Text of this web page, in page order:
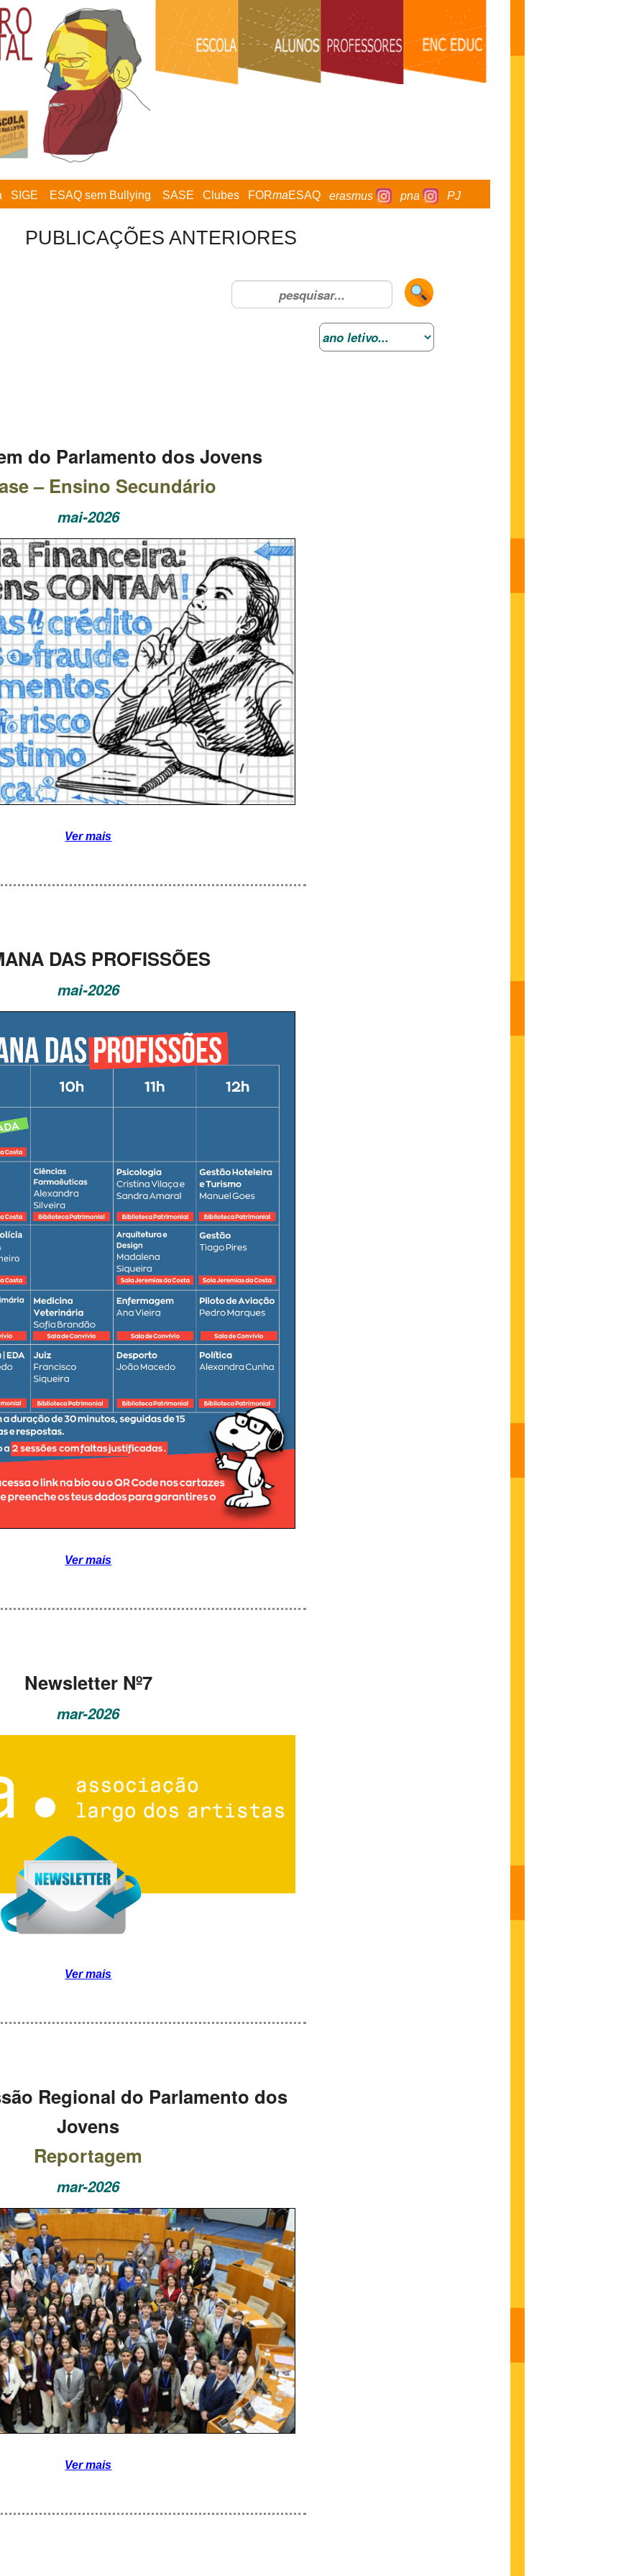
SIGE ESAQ sem Bullying SASE Clubes FORmaESAQ erasmus pna PJ
PUBLICAÇÕES ANTERIORES
do Parlamento dos Jovens
– Ensino Secundário
mai-2026
Ver mais
DAS PROFISSÕES
mai-2026
Ver mais
Newsletter Nº7
mar-2026
Ver mais
Regional do Parlamento dos
Jovens
Reportagem
mar-2026
Ver mais